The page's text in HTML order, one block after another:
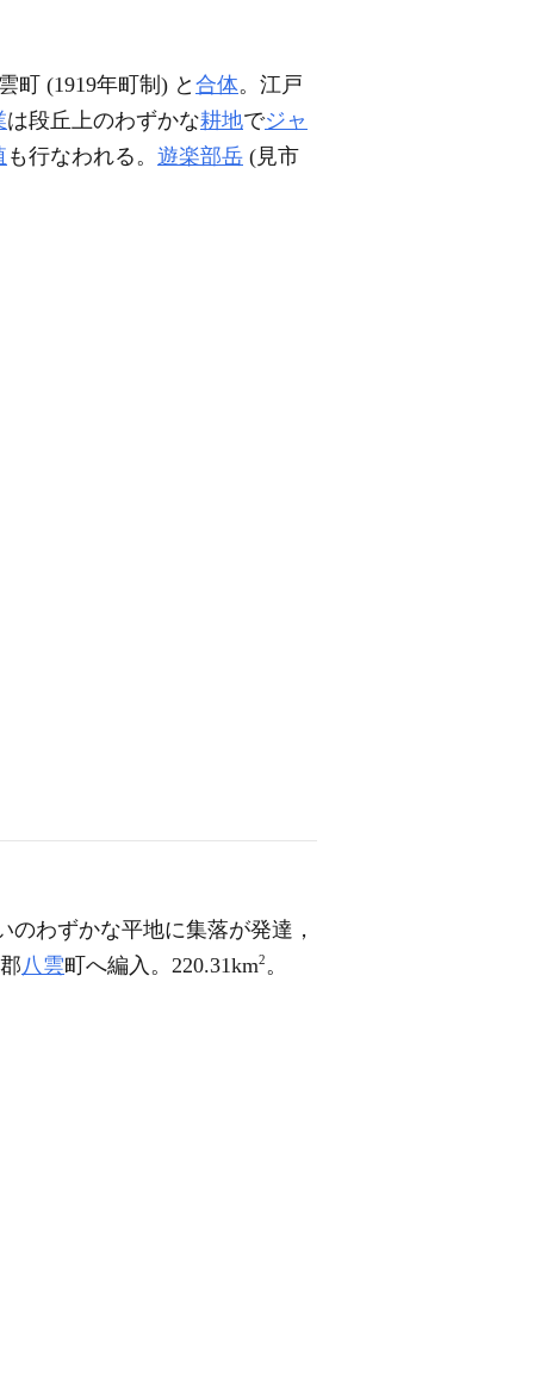
町 (1919年町制) と 合体。江戸
は段丘上のわずかな耕地でジャ
も行なわれる。 遊楽部岳 (見市
わずかな平地に集落が発達，
八雲町へ編入。220.31km2。